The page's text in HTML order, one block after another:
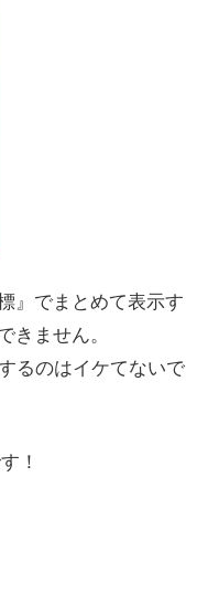
』でまとめて表示す
ません。
るのはイケてないで
！